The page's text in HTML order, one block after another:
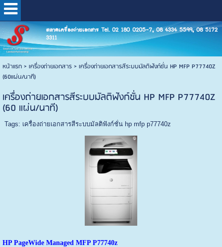
ตลาดเครื่องถ่ายเอกสาร Tel. 02 180 0205-7, 08 4334 5599, 08 5172
3311
หน้าแรก> เครื่องถ่ายเอกสาร> เครื่องถ่ายเอกสารสีระบบมัลติฟังก์ชั่น HP MFP P77740Z
(60แผ่น/นาที)
เครื่องถ่ายเอกสารสีระบบมัลติฟังก์ชั่น HP MFP P77740Z
(60 แผ่น/นาที)
Tags: เครื่องถ่ายเอกสารสีระบบมัลติฟังก์ชั่น hp mfp p77740z
HP PageWide Managed MFP P77740z